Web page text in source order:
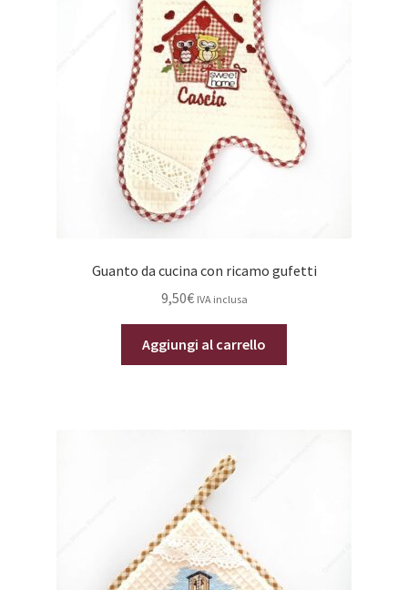
Guanto da cucina con ricamo gufetti
9,50€ IVA inclusa
Aggiungi al carrello